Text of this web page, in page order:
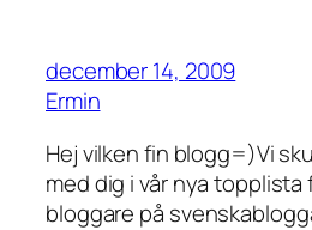
december 14, 2009
Ermin
Hej vilken fin blogg=)Vi
med dig i vår nya topplista
bloggare på